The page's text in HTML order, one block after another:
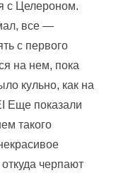
с Целероном.
все —
с первого
на нем, пока
кульно, как на
Еще показали
такого
черпают